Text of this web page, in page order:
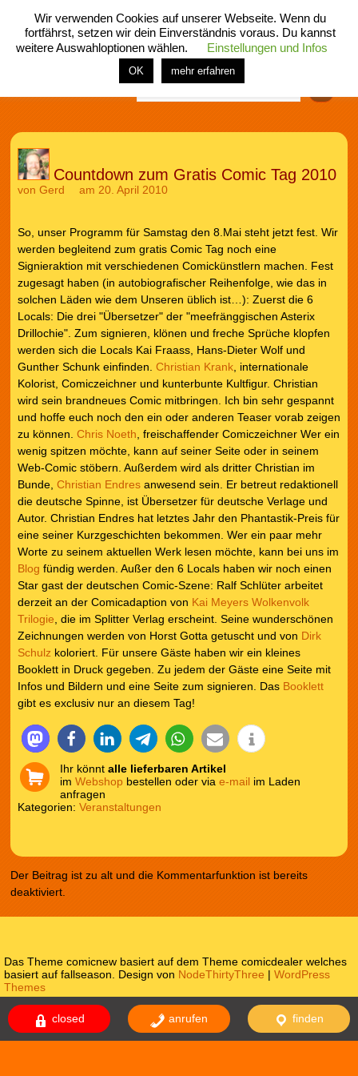
menü
home rubrik buch comic spiel fotos shop
closed anrufen finden
Countdown zum Gratis Comic Tag 2010
von Gerd am 20. April 2010
So, unser Programm für Samstag den 8.Mai steht jetzt fest. Wir
werden begleitend zum gratis Comic Tag noch eine
Signieraktion mit verschiedenen Comickünstlern machen. Fest
zugesagt haben (in autobiografischer Reihenfolge, wie das in
solchen Läden wie dem Unseren üblich ist…): Zuerst die 6
Locals: Die drei "Übersetzer" der "meefränggischen Asterix
Drillochie". Zum signieren, klönen und freche Sprüche klopfen
werden sich die Locals Kai Fraass, Hans-Dieter Wolf und
Gunther Schunk einfinden. Christian Krank, internationale
Kolorist, Comiczeichner und kunterbunte Kultfigur. Christian
wird sein brandneues Comic mitbringen. Ich bin sehr gespannt
und hoffe euch noch den ein oder anderen Teaser vorab zeigen
zu können. Chris Noeth, freischaffender Comiczeichner Wer ein
wenig spitzen möchte, kann auf seiner Seite oder in seinem
Web-Comic stöbern. Außerdem wird als dritter Christian im
Bunde, Christian Endresanwesend sein. Er betreut redaktionell
die deutsche Spinne, ist Übersetzer für deutsche Verlage und
Autor. Christian Endres hat letztes Jahr den Phantastik-Preis für
eine seiner Kurzgeschichten bekommen. Wer ein paar mehr
Worte zu seinem aktuellen Werk lesen möchte, kann bei uns im
Blog fündig werden. Außer den 6 Locals haben wir noch einen
Star gast der deutschen Comic-Szene: Ralf Schlüter arbeitet
derzeit an der Comicadaption von Kai Meyers Wolkenvolk
Trilogie, die im Splitter Verlag erscheint. Seine wunderschönen
Zeichnungen werden von Horst Gotta getuscht und von Dirk
Schulzkoloriert. Für unsere Gäste haben wir ein kleines
Booklett in Druck gegeben. Zu jedem der Gäste eine Seite mit
Infos und Bildern und eine Seite zum signieren. Das Booklett
gibt es exclusiv nur an diesem Tag!
Ihr könnt alle lieferbaren Artikel
im Webshop bestellen oder via e-mail im Laden
anfragen
Kategorien: Veranstaltungen
Der Beitrag ist zu alt und die Kommentarfunktion ist bereits
deaktiviert.
Impressum Datenschutzerklärung
Das Theme comicnew basiert auf dem Theme comicdealer welches
basiert auf fallseason. Design von NodeThirtyThree |WordPress
Themes
Wir verwenden Cookies auf unserer Webseite. Wenn du
fortfährst, setzen wir dein Einverständnis voraus. Du kannst
weitere Auswahloptionen wählen.
Einstellungen und Infos
OK mehr erfahren